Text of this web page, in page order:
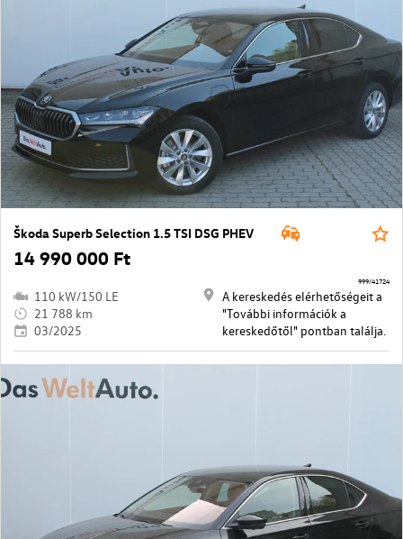
Škoda Superb Selection 1.5 TSI DSG PHEV
14 990 000 Ft
110 kW/150 LE
21 788 km
03/2025
A kereskedés elérhetőségeit a
"További információk a
kereskedőtől" pontban találja.
999/41724